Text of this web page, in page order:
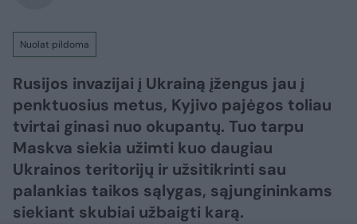
Nuolat pildoma
Rusijos invazijai į Ukrainą įžengus jau į
penktuosius metus, Kyjivo pajėgos toliau
tvirtai ginasi nuo okupantų. Tuo tarpu
Maskva siekia užimti kuo daugiau
Ukrainos teritorijų ir užsitikrinti sau
palankias taikos sąlygas, sąjungininkams
siekiant skubiai užbaigti karą.​​​​​​​​​​​​​​​​​​​​​​​​​​​